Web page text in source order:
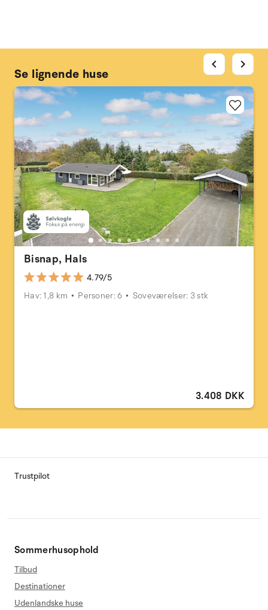
Se lignende huse
Bisnap, Hals
4.79/5
Hav: 1,8 km
Personer: 6 Soveværelser: 3 stk
3.408 DKK
chevron_left chevron_right
Trustpilot
Sommerhusophold
Tilbud
Destinationer
Udenlandske huse